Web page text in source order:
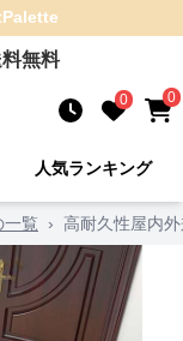
無料
0 0
人気ランキング
一覧 › 高耐久性屋内